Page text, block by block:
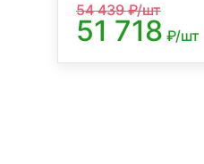
54 439₽/шт
51 718 ₽/шт